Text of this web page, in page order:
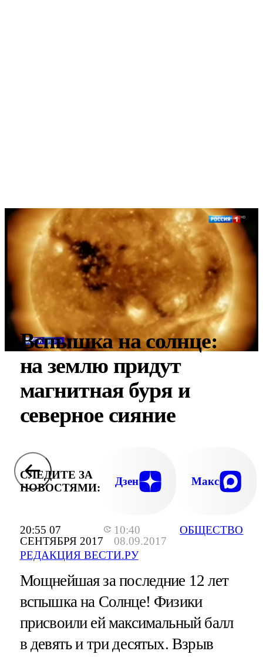
20:55 07
СЕНТЯБРЯ 2017
10:40
08.09.2017
РЕДАКЦИЯ ВЕСТИ.РУ
ОБЩЕСТВО
Вспышка на солнце:
на землю придут
магнитная буря и
северное сияние
СЛЕДИТЕ ЗА
НОВОСТЯМИ:
Дзен Макс
Мощнейшая за последние 12 лет
вспышка на Солнце! Физики
присвоили ей максимальный балл
в девять и три десятых. Взрыв